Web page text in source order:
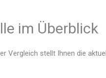
im Überblick
Vergleich stellt Ihnen die